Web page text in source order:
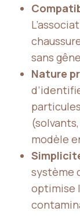
sans
Nature
modèle
système
optimise